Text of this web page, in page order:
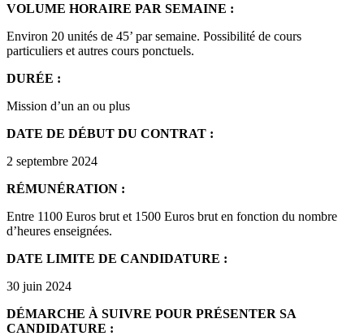
VOLUME HORAIRE PAR SEMAINE :
Environ 20 unités de 45’ par semaine. Possibilité de cours
particuliers et autres cours ponctuels.
DURÉE :
Mission d’un an ou plus
DATE DE DÉBUT DU CONTRAT :
2 septembre 2024
RÉMUNÉRATION :
Entre 1100 Euros brut et 1500 Euros brut en fonction du nombre
d’heures enseignées.
DATE LIMITE DE CANDIDATURE :
30 juin 2024
DÉMARCHE À SUIVRE POUR PRÉSENTER SA
CANDIDATURE :